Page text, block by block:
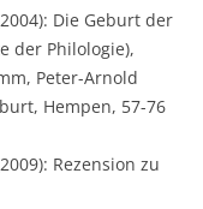
Die Geburt der
der Philologie),
Peter-Arnold
Hempen, 57-76
Rezension zu